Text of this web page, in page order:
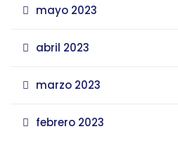
mayo 2023
abril 2023
marzo 2023
febrero 2023